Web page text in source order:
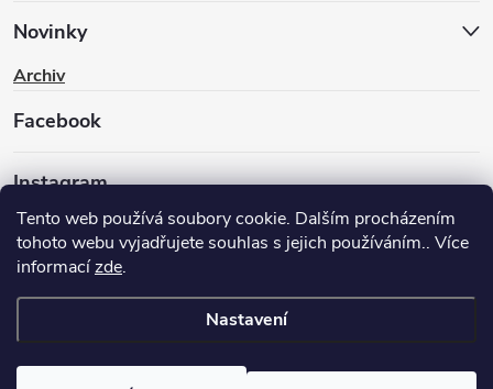
Tento web používá soubory cookie. Dalším procházením
tohoto webu vyjadřujete souhlas s jejich používáním.. Více
informacízde.
Nastavení
Novinky
Archiv
Facebook
Instagram
nastavení cookies